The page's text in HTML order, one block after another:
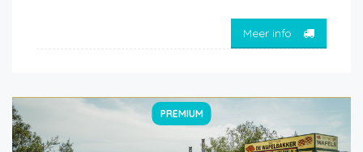
Meer info
PREMIUM